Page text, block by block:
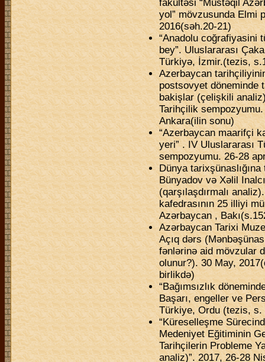
fakültəsi “Müstəqil
yol” mövzusunda Elmi
2016(səh.20-21)
“Anadolu coğrafiyasini
bey”. Uluslararası
Türkiyə, İzmir.(tezis,
Azerbaycan
postsovyet döneminde
bakişlar (çelişkili
Tarihçilik
Ankara(ilin sonu)
“Azerbaycan maarifçi
yeri” . IV Uluslararası
sempozyumu. 26-28
Dünya
Bünyadov və Xəlil
(qarşılaşdırmalı
kafedrasının 25 illiyi
Azərbaycan ,
Azərbaycan Tarixi
Açıq dərs
fənlərinə aid mövzular
olunur?). 30 May,
birlikdə)
“Bağımsızlık
Başarı, engeller ve
Türkiye, Ordu (tezis, s.
“Küreselleşme
Medeniyet Eğitiminin
Tarihçilerin Probleme
analiz)”. 2017, 26-28